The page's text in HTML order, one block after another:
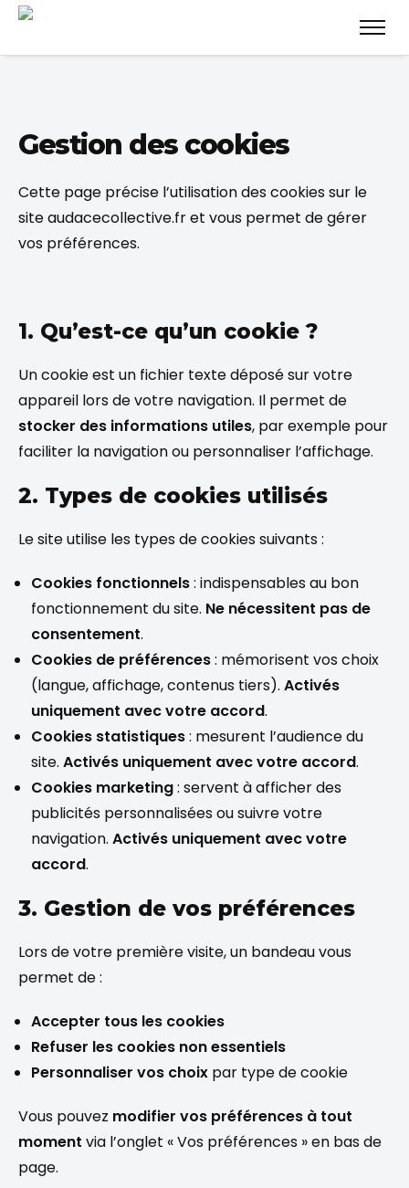
Gestion des cookies
Cette page précise l’utilisation des cookies sur le
site audacecollective.fr et vous permet de gérer
vos préférences.
1. Qu’est-ce qu’un cookie ?
Un cookie est un fichier texte déposé sur votre
appareil lors de votre navigation. Il permet de
stocker des informations utiles, par exemple pour
faciliter la navigation ou personnaliser l’affichage.
2. Types de cookies utilisés
Le site utilise les types de cookies suivants :
Cookies fonctionnels: indispensables au bon
fonctionnement du site. Ne nécessitent pas de
consentement.
Cookies de préférences: mémorisent vos choix
(langue, affichage, contenus tiers). Activés
uniquement avec votre accord.
Cookies statistiques: mesurent l’audience du
site. Activés uniquement avec votre accord.
Cookies marketing: servent à afficher des
publicités personnalisées ou suivre votre
navigation. Activés uniquement avec votre
accord.
3. Gestion de vos préférences
Lors de votre première visite, un bandeau vous
permet de :
Accepter tous les cookies
Refuser les cookies non essentiels
Personnaliser vos choix par type de cookie
Vous pouvez modifier vos préférences à tout
moment via l’onglet « Vos préférences » en bas de
page.